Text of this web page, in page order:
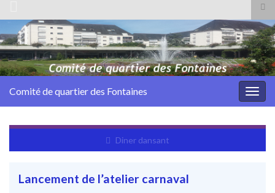
Search for:
Comité de quartier des Fontaines
Diner dansant
Lancement de l’atelier carnaval